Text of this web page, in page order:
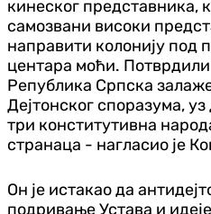
кинеског представника,
самозвани високи
направити колонију под
центара моћи.
Република Српска
Дејтонског споразума,
три конститутивна
странаца - нагласио је
Он је истакао да
подривање Устава и